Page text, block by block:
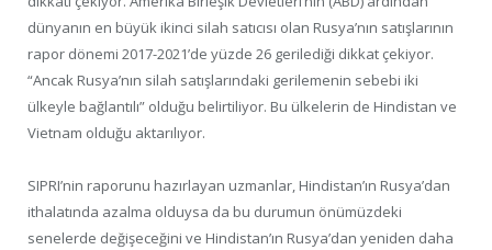
dünyanın en büyük ikinci silah satıcısı olan Rusya’nın satışlarının
rapor dönemi 2017-2021’de yüzde 26 gerilediği dikkat çekiyor.
“Ancak Rusya’nın silah satışlarındaki gerilemenin sebebi iki
ülkeyle bağlantılı” olduğu belirtiliyor. Bu ülkelerin de Hindistan ve
Vietnam olduğu aktarılıyor.
SIPRI’nin raporunu hazırlayan uzmanlar, Hindistan’ın Rusya’dan
ithalatında azalma olduysa da bu durumun önümüzdeki
senelerde değişeceğini ve Hindistan’ın Rusya’dan yeniden daha